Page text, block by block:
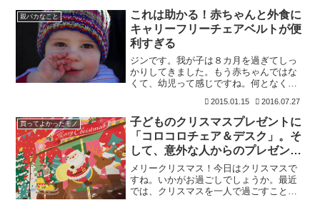
親バカなこと
これは助かる！赤ちゃんと外食に
キャリーフリーチェアベルトが便
利すぎる
ジンです。我が子は８カ月を過ぎてしっ
かりしてきました。もう赤ちゃんではな
くて、幼児って感じですね。何となくさ
て、赤ちゃんの首が座りだすと外食する
機会も増えると思いますが、赤ちゃんっ
てすごく動くので危ないです
2015.01.15 2016.07.27
買ってよかったモノ
子どものクリスマスプレゼントに
「コロコロチェア＆デスク」。そ
して、意外な人からのプレゼント
に涙
メリークリスマス！今日はクリスマスで
すね。いかがお過ごしでしょうか。最近
では、クリスマスを一人で過ごすことを